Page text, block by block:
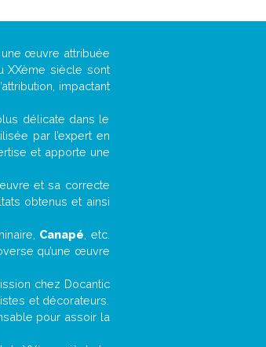
une œuvre attribuée
XXème siècle sont
impactant
délicate dans le
par l’expert en
et apporte une
et sa correcte
obtenus et ainsi
Canapé , etc.
qu’une œuvre
chez Docantic
et décorateurs.
pour assoir la